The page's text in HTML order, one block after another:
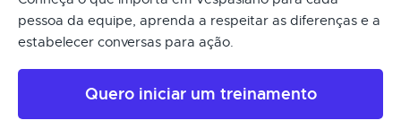
pessoa da equipe, aprenda a respeitar as diferenças e a
estabelecer conversas para ação.
Quero iniciar um treinamento